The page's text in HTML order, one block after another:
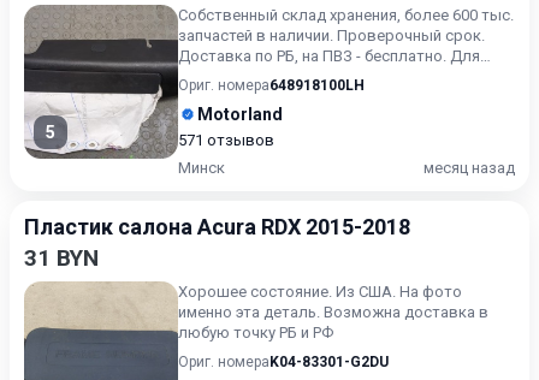
5
Собственный склад хранения, более 600 тыс.
запчастей в наличии. Проверочный срок.
Доставка по РБ, на ПВЗ - бесплатно. Для
получения актуальн...
Ориг. номера648918100LH
Motorland
571 отзывов
Минск
месяц назад
Пластик салона Acura RDX 2015-2018
31 BYN
Хорошее состояние. Из США. На фото
именно эта деталь. Возможна доставка в
любую точку РБ и РФ
Ориг. номера K04-83301-G2DU